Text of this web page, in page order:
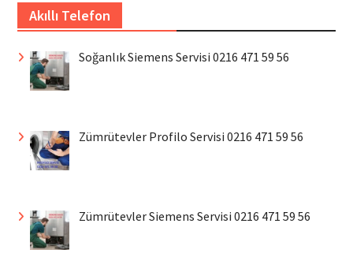
Akıllı Telefon
Soğanlık Siemens Servisi 0216 471 59 56
Zümrütevler Profilo Servisi 0216 471 59 56
Zümrütevler Siemens Servisi 0216 471 59 56